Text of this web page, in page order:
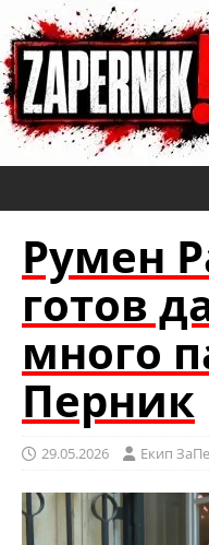
Румен
готов
много
Перник
29.05.2026 Eкип